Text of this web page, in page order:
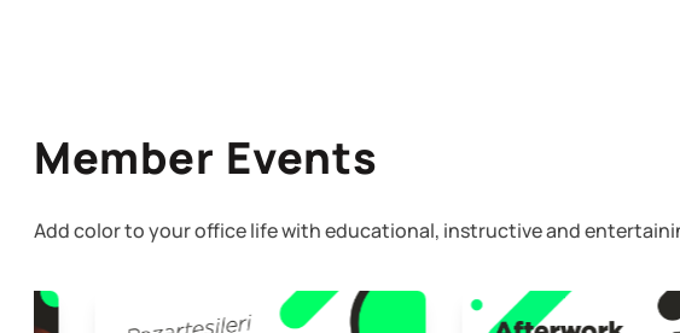
Member Events
Add color to your office life with educational, instructive and